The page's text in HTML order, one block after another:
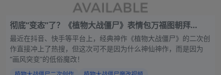
彻底“变态”了？《植物大战僵尸》表情包万福图朝拜
waneczka228神秘画师猎奇模组惊动全网，植物们集体
长“成人特征”
最近在抖音、快手等平台上，经典神作《植物大战僵尸》的二次创
作直接冲上了热搜，但这次可不是因为什么神仙神作，而是因为
“画风突变”的低俗魔改！